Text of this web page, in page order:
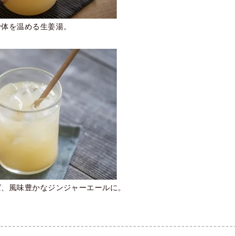
を温める生姜湯。
風味豊かなジンジャーエールに。